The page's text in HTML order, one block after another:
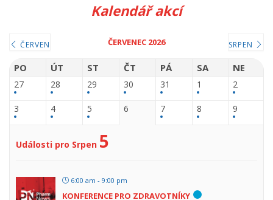
Kalendář akcí
ČERVEN ČERVENEC 2026 SRPEN
PO ÚT ST ČT PÁ SA NE
27 28 29 30 31 1 2
3 4 5 6 7 8 9
Události pro Srpen 5
6:00 am - 9:00 pm
KONFERENCE PRO ZDRAVOTNÍKY